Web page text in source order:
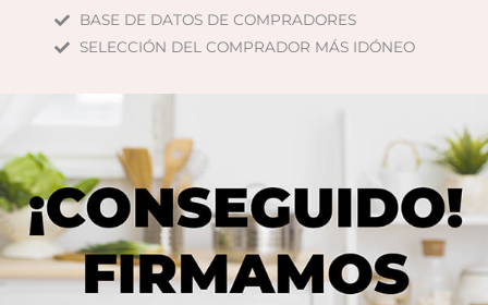
BASE DE DATOS DE COMPRADORES
SELECCIÓN DEL COMPRADOR MÁS IDÓNEO